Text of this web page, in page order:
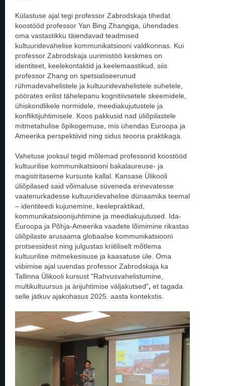
Külastuse ajal tegi professor Zabrodskaja tihedat
koostööd professor Yan Bing Zhangiga, ühendades
oma vastastikku täiendavad teadmised
kultuuridevahelise kommunikatsiooni valdkonnas. Kui
professor Zabrodskaja uurimistöö keskmes on
identiteet, keelekontaktid ja keelemaastikud, siis
professor Zhang on spetsialiseerunud
rühmadevahelistele ja kultuuridevahelistele suhetele,
pöörates erilist tähelepanu kognitiivsetele skeemidele,
ühiskondlikele normidele, meediakujutustele ja
konfliktijuhtimisele. Koos pakkusid nad üliõpilastele
mitmetahulise õpikogemuse, mis ühendas Euroopa ja
Ameerika perspektiivid ning sidus teooria praktikaga.
Vahetuse jooksul tegid mõlemad professorid koostööd
kultuurilise kommunikatsiooni bakalaureuse- ja
magistritaseme kursuste kallal. Kansase Ülikooli
üliõpilased said võimaluse süveneda erinevatesse
vaatenurkadesse kultuuridevahelise dünaamika teemal
– identiteedi kujunemine, keelepraktikad,
kommunikatsioonijuhtimine ja meediakujutused. Ida-
Euroopa ja Põhja-Ameerika vaadete lõimimine rikastas
üliõpilaste arusaama globaalse kommunikatsiooni
protsessidest ning julgustas kriitiliselt mõtlema
kultuurilise mitmekesisuse ja kaasatuse üle. Oma
viibimise ajal uuendas professor Zabrodskaja ka
Tallinna Ülikooli kursust "Rahvusvahelistumine,
multikultuursus ja ärijuhtimise väljakutsed", et tagada
selle jätkuv ajakohasus 2025. aasta kontekstis.